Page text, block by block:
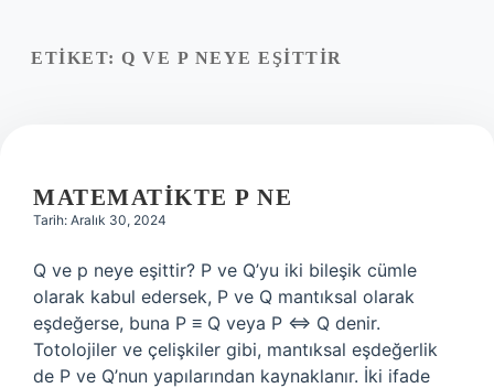
ETIKET: Q VE P NEYE EŞITTIR
MATEMATIKTE P NE
Tarih: Aralık 30, 2024
Q ve p neye eşittir? P ve Q’yu iki bileşik cümle
olarak kabul edersek, P ve Q mantıksal olarak
eşdeğerse, buna P ≡ Q veya P ⇔ Q denir.
Totolojiler ve çelişkiler gibi, mantıksal eşdeğerlik
de P ve Q’nun yapılarından kaynaklanır. İki ifade